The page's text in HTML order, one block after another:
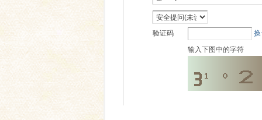
验证码
输入下图中的字符